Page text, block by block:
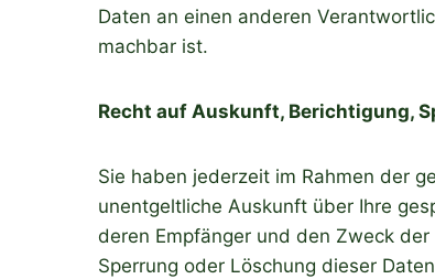
Daten an einen anderen
machbar ist.
Recht auf Auskunft, Berichtigung,
Sie haben jederzeit im Rahmen der
unentgeltliche Auskunft über Ihre
deren Empfänger und den Zweck
Sperrung oder Löschung dieser